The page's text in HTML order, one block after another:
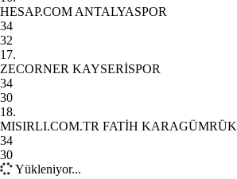
HESAP.COM ANTALYASPOR
34
32
17.
ZECORNER KAYSERİSPOR
34
30
18.
MISIRLI.COM.TR FATİH KARAGÜMRÜK
34
30
Yükleniyor...